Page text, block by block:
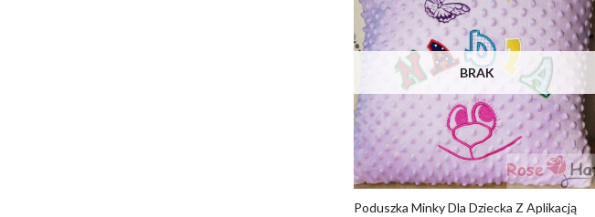
BRAK
Poduszka Minky Dla Dziecka Z Aplikacją